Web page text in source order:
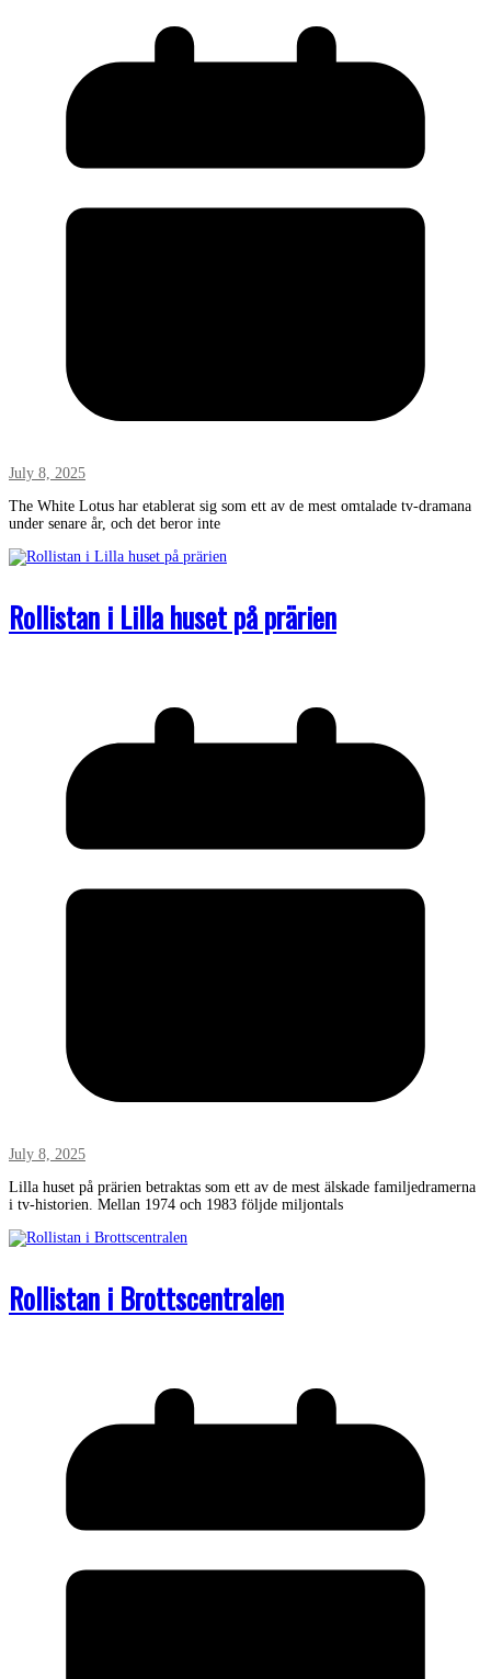
July 8, 2025
The White Lotus har etablerat sig som ett av de mest omtalade tv-dramana
under senare år, och det beror inte
Rollistan i Lilla huset på prärien
July 8, 2025
Lilla huset på prärien betraktas som ett av de mest älskade familjedramerna
i tv-historien. Mellan 1974 och 1983 följde miljontals
Rollistan i Brottscentralen